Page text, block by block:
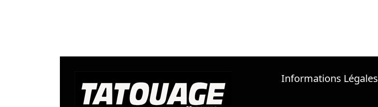
Informations Légales